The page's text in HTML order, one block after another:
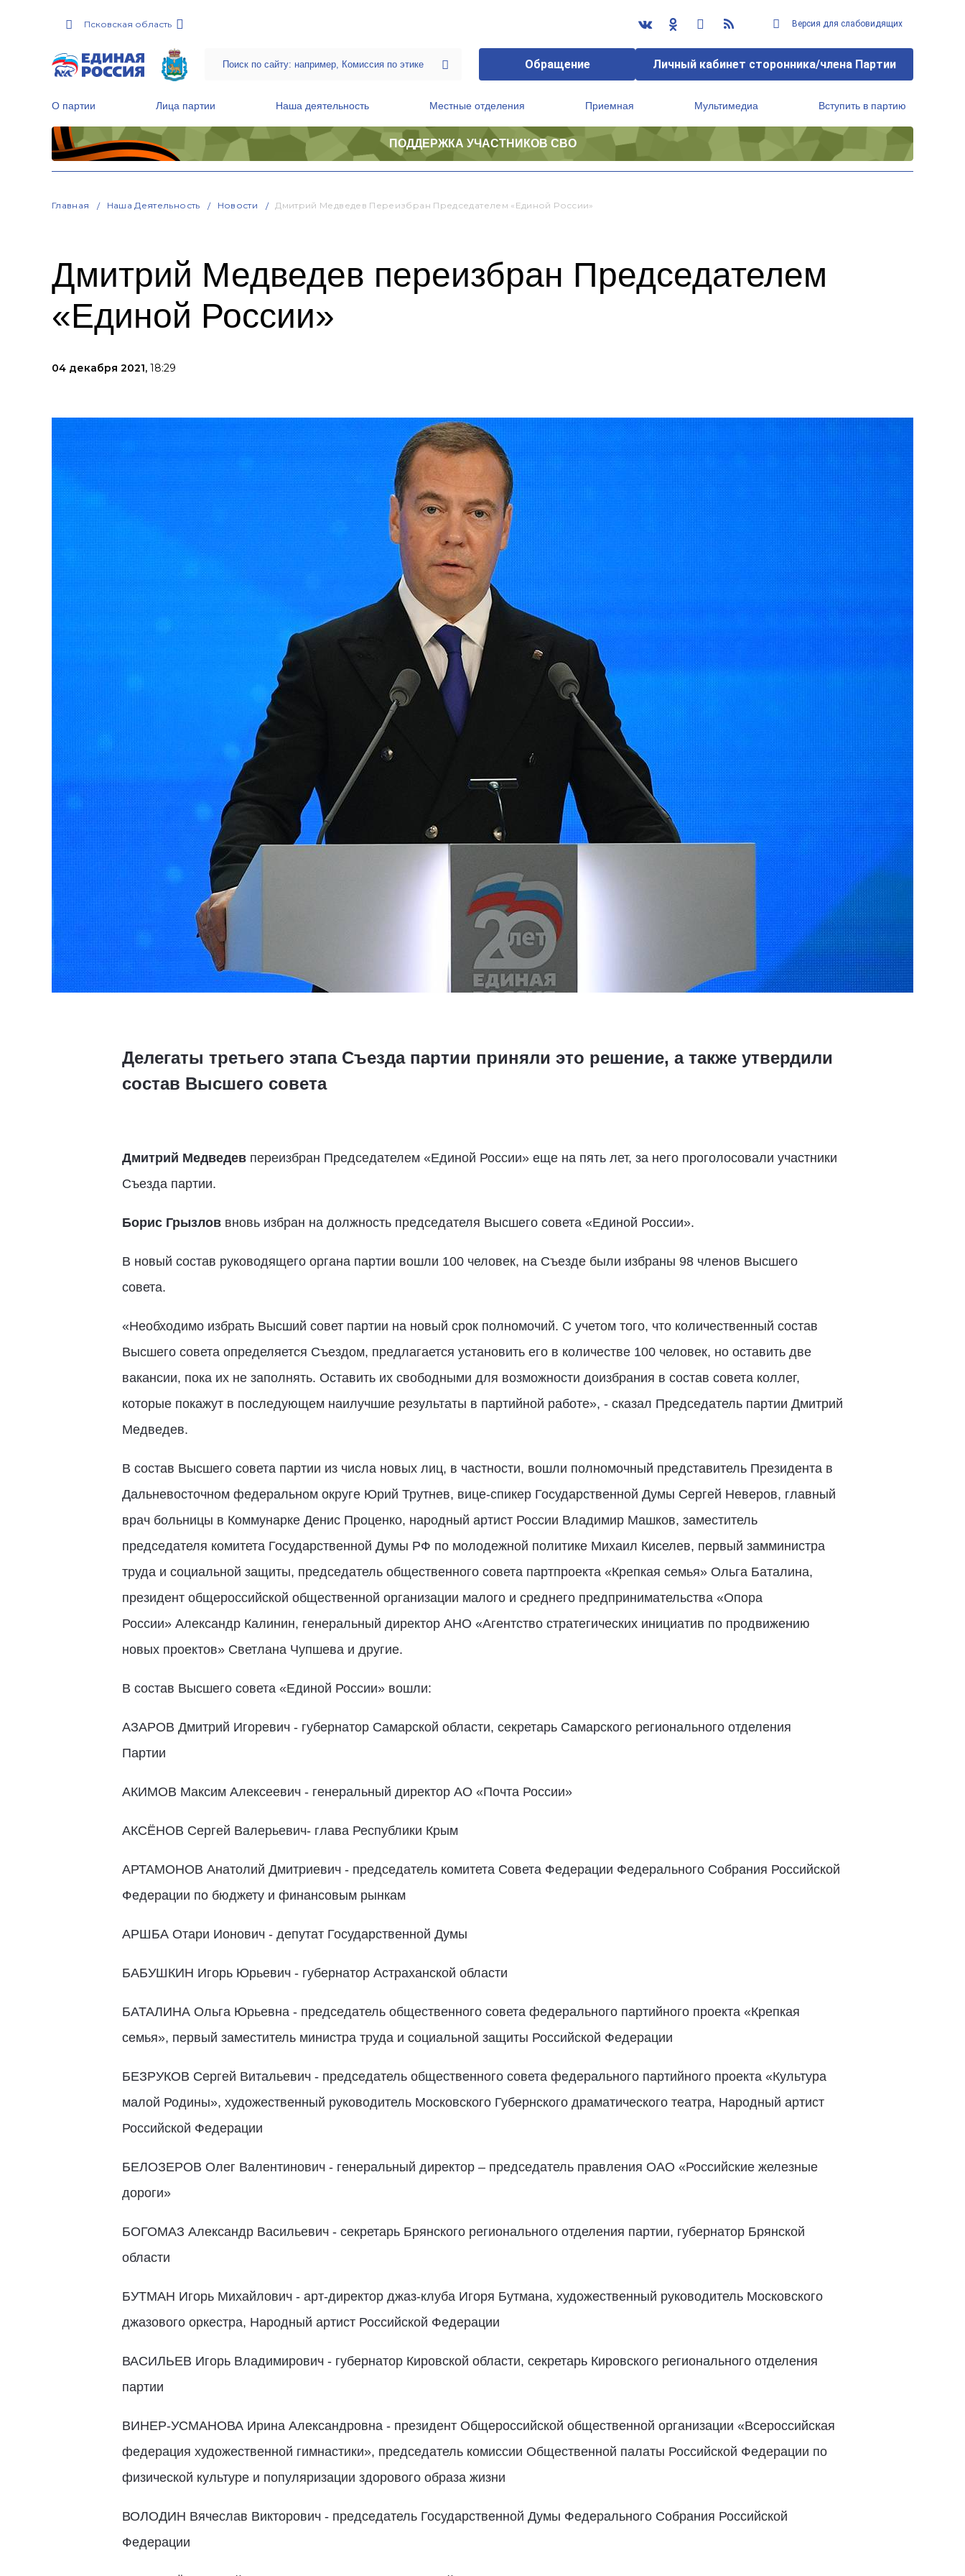
Псковская область Версия для слабовидящих
Обращение Личный кабинет сторонника/члена Партии
О партии Лица партии Наша деятельность Местные отделения Приемная Мультимедиа Вступить в партию
ПОДДЕРЖКА УЧАСТНИКОВ СВО
Главная Наша Деятельность Новости Дмитрий Медведев Переизбран Председателем «Единой России»
Дмитрий Медведев переизбран Председателем
«Единой России»
04 декабря 2021, 18:29
Делегаты третьего этапа Съезда партии приняли это решение, а также утвердили
состав Высшего совета
Дмитрий Медведевпереизбран Председателем «Единой России» еще на пять лет, за него проголосовали участники
Съезда партии.
Борис Грызловвновь избран на должность председателя Высшего совета «Единой России».
В новый состав руководящего органа партии вошли 100 человек, на Съезде были избраны 98 членов Высшего
совета.
«Необходимо избрать Высший совет партии на новый срок полномочий. С учетом того, что количественный состав
Высшего совета определяется Съездом, предлагается установить его в количестве 100 человек, но оставить две
вакансии, пока их не заполнять. Оставить их свободными для возможности доизбрания в состав совета коллег,
которые покажут в последующем наилучшие результаты в партийной работе», - сказал Председатель партии Дмитрий
Медведев.
В состав Высшего совета партии из числа новых лиц, в частности, вошли полномочный представитель Президента в
Дальневосточном федеральном округе Юрий Трутнев, вице-спикер Государственной Думы Сергей Неверов, главный
врач больницы в Коммунарке Денис Проценко, народный артист России Владимир Машков, заместитель
председателя комитета Государственной Думы РФ по молодежной политике Михаил Киселев, первый замминистра
труда и социальной защиты, председатель общественного совета партпроекта «Крепкая семья» Ольга Баталина,
президент общероссийской общественной организации малого и среднего предпринимательства «Опора
России» Александр Калинин, генеральный директор АНО «Агентство стратегических инициатив по продвижению
новых проектов» Светлана Чупшева и другие.
В состав Высшего совета «Единой России» вошли:
АЗАРОВ Дмитрий Игоревич - губернатор Самарской области, секретарь Самарского регионального отделения
Партии
АКИМОВ Максим Алексеевич - генеральный директор АО «Почта России»
АКСЁНОВ Сергей Валерьевич- глава Республики Крым
АРТАМОНОВ Анатолий Дмитриевич - председатель комитета Совета Федерации Федерального Собрания Российской
Федерации по бюджету и финансовым рынкам
АРШБА Отари Ионович - депутат Государственной Думы
БАБУШКИН Игорь Юрьевич - губернатор Астраханской области
БАТАЛИНА Ольга Юрьевна - председатель общественного совета федерального партийного проекта «Крепкая
семья», первый заместитель министра труда и социальной защиты Российской Федерации
БЕЗРУКОВ Сергей Витальевич - председатель общественного совета федерального партийного проекта «Культура
малой Родины», художественный руководитель Московского Губернского драматического театра, Народный артист
Российской Федерации
БЕЛОЗЕРОВ Олег Валентинович - генеральный директор – председатель правления ОАО «Российские железные
дороги»
БОГОМАЗ Александр Васильевич - секретарь Брянского регионального отделения партии, губернатор Брянской
области
БУТМАН Игорь Михайлович - арт-директор джаз-клуба Игоря Бутмана, художественный руководитель Московского
джазового оркестра, Народный артист Российской Федерации
ВАСИЛЬЕВ Игорь Владимирович - губернатор Кировской области, секретарь Кировского регионального отделения
партии
ВИНЕР-УСМАНОВА Ирина Александровна - президент Общероссийской общественной организации «Всероссийская
федерация художественной гимнастики», председатель комиссии Общественной палаты Российской Федерации по
физической культуре и популяризации здорового образа жизни
ВОЛОДИН Вячеслав Викторович - председатель Государственной Думы Федерального Собрания Российской
Федерации